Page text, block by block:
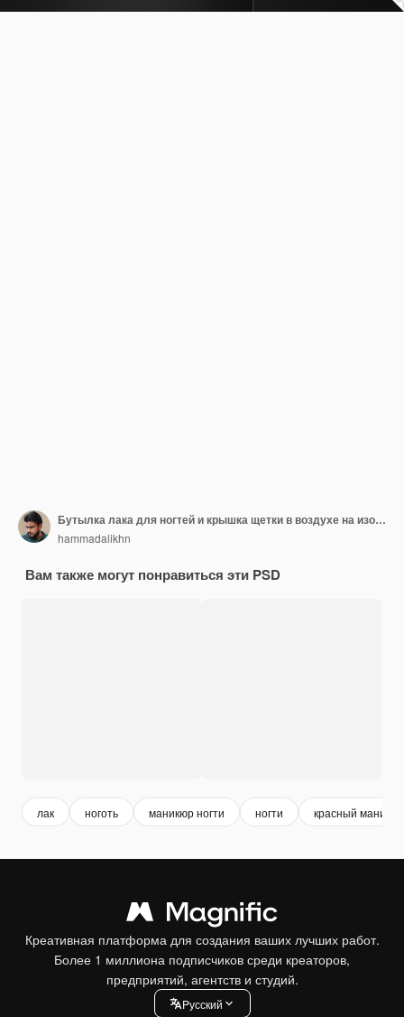
Бутылка лака для ногтей и крышка щетки в воздухе на изолированном фоне 3d иллюстрация
hammadalikhn
Вам также могут понравиться эти PSD
лак ноготь маникюр ногти ногти красный маникюр
Креативная платформа для создания ваших лучших работ.
Более 1 миллиона подписчиков среди креаторов,
предприятий, агентств и студий.
Pусский